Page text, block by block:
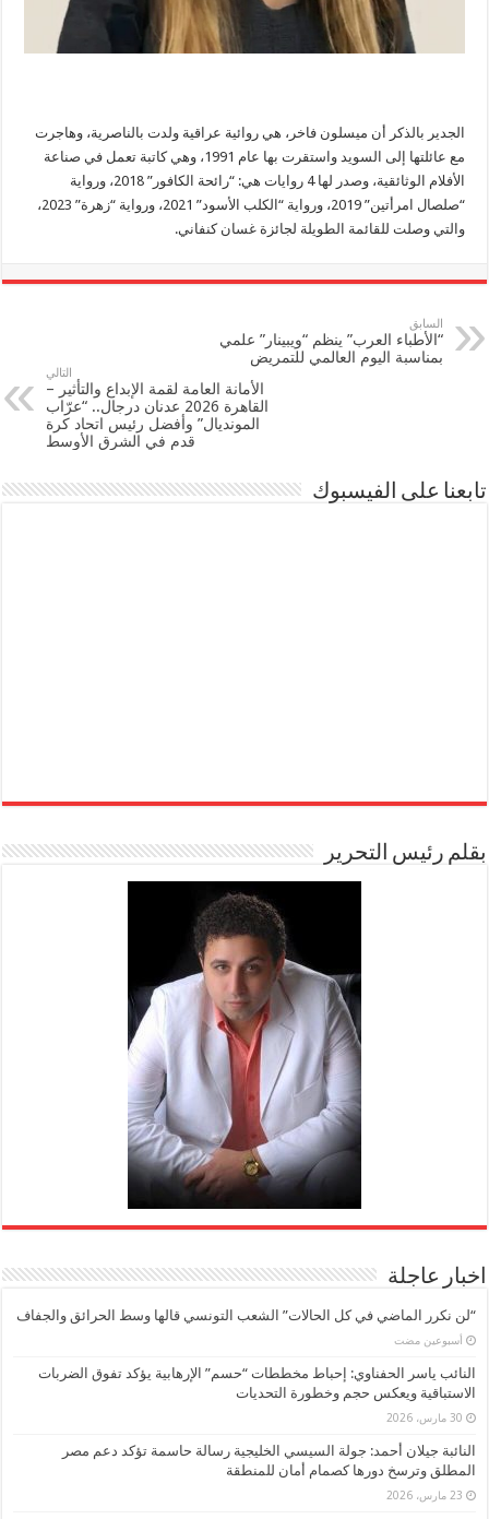
الجدير بالذكر أن ميسلون فاخر، هي روائية عراقية ولدت بالناصرية، وهاجرت
مع عائلتها إلى السويد واستقرت بها عام 1991، وهي كاتبة تعمل في صناعة
الأفلام الوثائقية، وصدر لها 4 روايات هي: “رائحة الكافور” 2018، ورواية
“صلصال امرأتين” 2019، ورواية “الكلب الأسود” 2021، ورواية “زهرة” 2023،
والتي وصلت للقائمة الطويلة لجائزة غسان كنفاني.
السابق
“الأطباء العرب” ينظم “ويبينار” علمي
بمناسبة اليوم العالمي للتمريض
التالي
الأمانة العامة لقمة الإبداع والتأثير –
القاهرة 2026 عدنان درجال.. “عرّاب
المونديال” وأفضل رئيس اتحاد كرة
قدم في الشرق الأوسط
تابعنا على الفيسبوك
بقلم رئيس التحرير
اخبار عاجلة
“لن نكرر الماضي في كل الحالات” الشعب التونسي قالها وسط الحرائق والجفاف
‏أسبوعين مضت
النائب ياسر الحفناوي: إحباط مخططات “حسم” الإرهابية يؤكد تفوق الضربات
الاستباقية ويعكس حجم وخطورة التحديات
30 مارس، 2026
النائبة جيلان أحمد: جولة السيسي الخليجية رسالة حاسمة تؤكد دعم مصر
المطلق وترسخ دورها كصمام أمان للمنطقة
23 مارس، 2026